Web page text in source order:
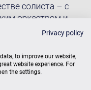
солиста – с
оркестром и
западной
Марокко,
оркестром,
и
С 2011 года
Privacy policy
to improve our website,
website experience. For
the settings.